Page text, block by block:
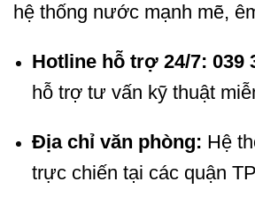
hệ thống nước mạnh mẽ,
Hotline hỗ trợ 24/7: 039
hỗ trợ tư vấn kỹ thuật
Địa chỉ văn phòng: Hệ
trực chiến tại các quận